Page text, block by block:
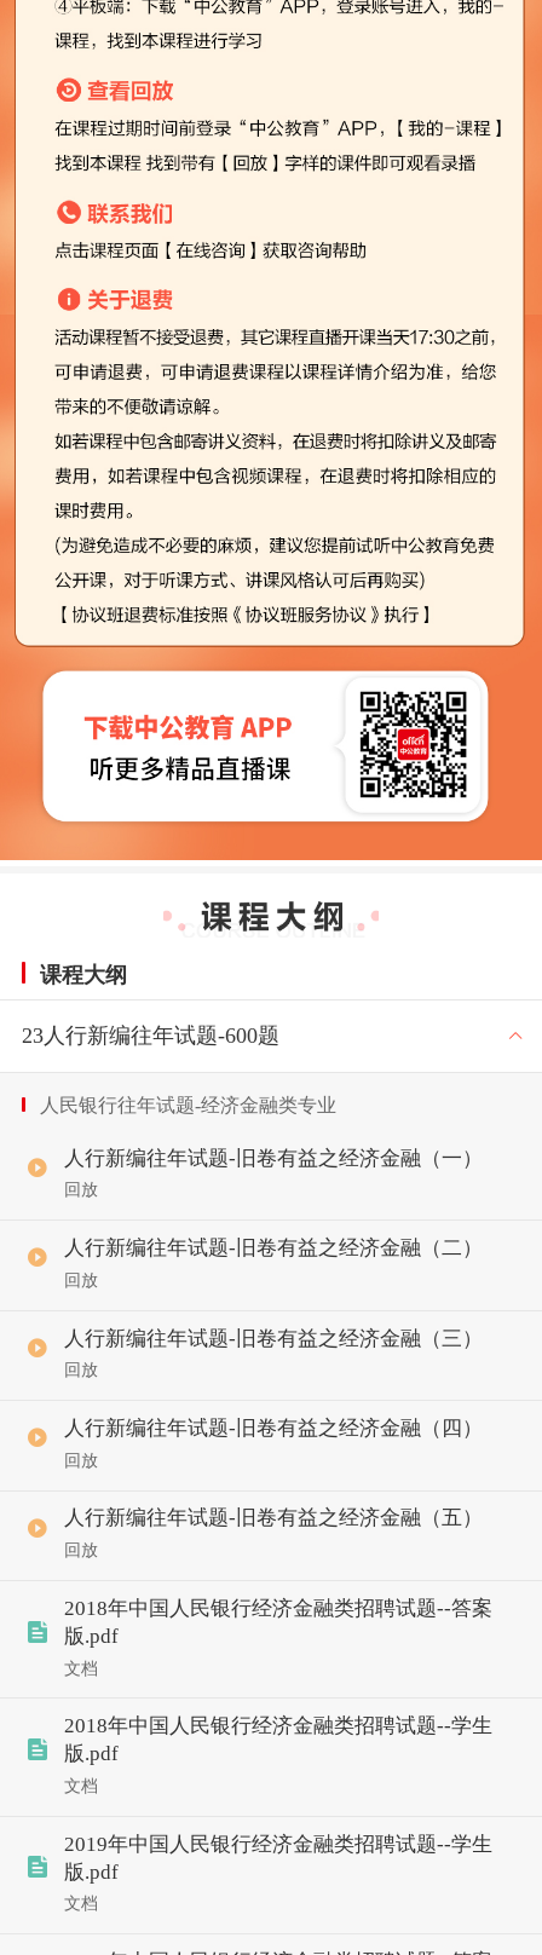
课程大纲
23人行新编往年试题-600题
人民银行往年试题-经济金融类专业
人行新编往年试题-旧卷有益之经济金融（一）
回放
人行新编往年试题-旧卷有益之经济金融（二）
回放
人行新编往年试题-旧卷有益之经济金融（三）
回放
人行新编往年试题-旧卷有益之经济金融（四）
回放
人行新编往年试题-旧卷有益之经济金融（五）
回放
2018年中国人民银行经济金融类招聘试题--答案
版.pdf
文档
2018年中国人民银行经济金融类招聘试题--学生
版.pdf
文档
2019年中国人民银行经济金融类招聘试题--学生
版.pdf
文档